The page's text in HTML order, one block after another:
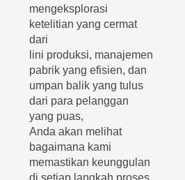
mengeksplorasi
ketelitian yang cermat
dari
lini produksi, manajemen
pabrik yang efisien, dan
umpan balik yang tulus
dari para pelanggan
yang puas,
Anda akan melihat
bagaimana kami
memastikan keunggulan
di setiap langkah proses